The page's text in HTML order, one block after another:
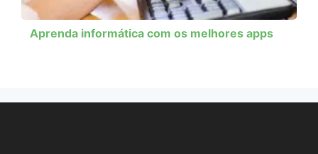
Aprenda informática com os melhores apps